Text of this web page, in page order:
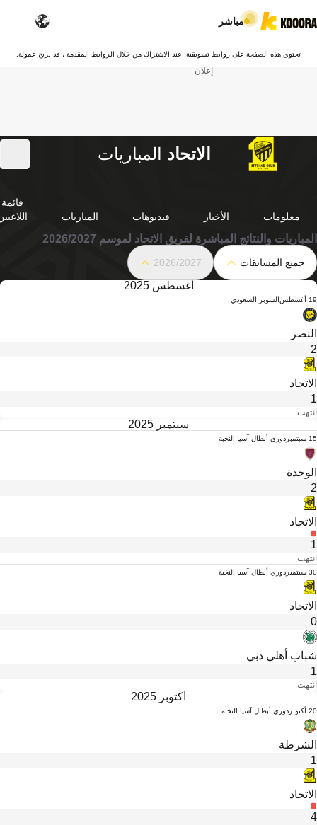
مباشر
تحتوي هذه الصفحة على روابط تسويقية. عند الاشتراك من خلال الروابط المقدمة ، قد نربح عمولة.
إعلان
الاتحاد المباريات
معلومات الأخبار فيديوهات المباريات
قائمة
المباريات والنتائج المباشرة لفريق الاتحاد لموسم 2026/2027
جميع المسابقات 2026/2027
أغسطس 2025
19 أغسطس السوبر السعودي
النصر
2
الاتحاد
1
انتهت
سبتمبر 2025
15 سبتمبر دوري أبطال آسيا النخبة
الوحدة
2
الاتحاد
1
انتهت
30 سبتمبر دوري أبطال آسيا النخبة
الاتحاد
0
شباب أهلي دبي
1
انتهت
أكتوبر 2025
20 أكتوبر دوري أبطال آسيا النخبة
الشرطة
1
الاتحاد
4